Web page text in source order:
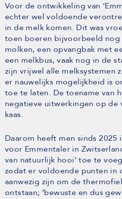
Voor de ontwikkeling van
echter wel voldoende
in de melk komen. Dit was
toen boeren bijvoorbeeld nog
molken, een opvangbak met
een melkbus, vaak nog in de
zijn vrijwel alle melksystemen
er nauwelijks mogelijkheid is
toe te laten. De toename van
negatieve uitwerkingen op de
kaas.
Daarom heeft men sinds
voor Emmentaler in
van natuurlijk hooi’ toe te
zodat er voldoende punten in
aanwezig zijn om de
ontstaan; ‘bewuste en dus